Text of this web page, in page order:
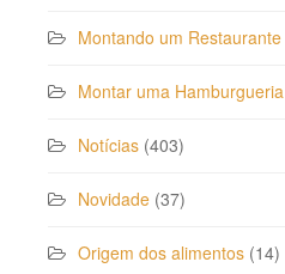
Montando um Restaurante
Montar uma Hamburgueria
Notícias (403)
Novidade (37)
Origem dos alimentos (14)